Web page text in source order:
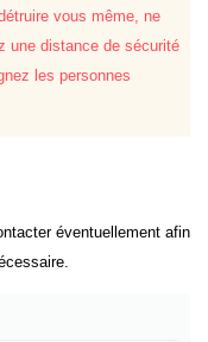
vous même, ne
une distance de sécurité
les personnes
éventuellement afin